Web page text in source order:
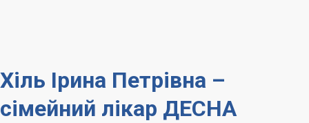
Хіль Ірина Петрівна –
сімейний лікар ДЕСНА